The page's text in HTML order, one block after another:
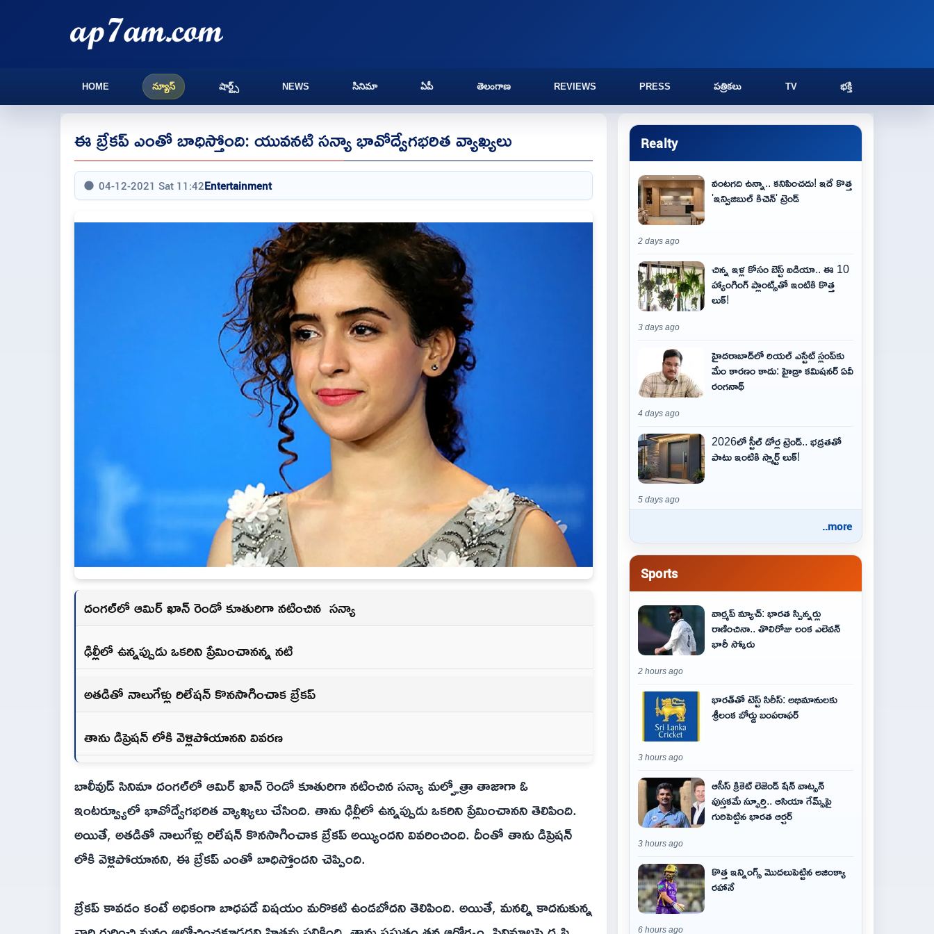
HOME న్యూస్ షార్ట్స్ NEWS సినిమా ఏపీ తెలంగాణ REVIEWS PRESS పత్రికలు TV భక్తి
ఈ బ్రేకప్ ఎంతో బాధిస్తోంది: యువ‌న‌టి స‌న్యా భావోద్వేగ‌భ‌రిత వ్యాఖ్య‌లు
04-12-2021 Sat 11:42Entertainment
దంగ‌ల్‌లో ఆమిర్ ఖాన్ రెండో కూతురిగా న‌టించిన స‌న్యా
ఢిల్లీలో ఉన్నప్పుడు ఒకరిని ప్రేమించాన‌న్న న‌టి
అత‌డితో నాలుగేళ్లు రిలేష‌న్ కొన‌సాగించాక బ్రేకప్
తాను డిప్రెషన్ లోకి వెళ్లిపోయానని వివ‌ర‌ణ
బాలీవుడ్ సినిమా దంగ‌ల్‌లో ఆమిర్ ఖాన్ రెండో కూతురిగా న‌టించిన స‌న్యా మ‌ల్హోత్రా తాజాగా ఓ
ఇంట‌ర్వ్యూలో భావోద్వేగ‌భ‌రిత వ్యాఖ్య‌లు చేసింది. తాను ఢిల్లీలో ఉన్నప్పుడు ఒకరిని ప్రేమించాన‌ని తెలిపింది.
అయితే, అత‌డితో నాలుగేళ్లు రిలేష‌న్ కొన‌సాగించాక బ్రేకప్ అయ్యిందని వివ‌రించింది. దీంతో తాను డిప్రెషన్
లోకి వెళ్లిపోయానని, ఈ బ్రేకప్ ఎంతో బాధిస్తోంద‌ని చెప్పింది.
బ్రేక‌ప్ కావ‌డం కంటే అధికంగా బాధ‌ప‌డే విష‌యం మ‌రొక‌టి ఉండ‌బోద‌ని తెలిపింది. అయితే, మ‌న‌ల్ని కాద‌నుకున్న
Realty
వంటగది ఉన్నా.. కనిపించదు! ఇదే కొత్త
'ఇన్విజిబుల్ కిచెన్' ట్రెండ్
2 days ago
చిన్న ఇళ్ల కోసం బెస్ట్ ఐడియా.. ఈ 10
హ్యాంగింగ్ ప్లాంట్స్‌తో ఇంటికి కొత్త
లుక్!
3 days ago
హైదరాబాద్‌లో రియల్ ఎస్టేట్ స్లంప్‌కు
మేం కారణం కాదు: హైడ్రా కమిషనర్ ఏవీ
రంగనాథ్
4 days ago
2026లో స్టీల్ డోర్ల ట్రెండ్.. భద్రతతో
పాటు ఇంటికి స్మార్ట్ లుక్!
5 days ago
..more
Sports
వార్మప్ మ్యాచ్: భారత స్పిన్నర్లు
రాణించినా.. తొలిరోజు లంక ఎలెవన్
భారీ స్కోరు
2 hours ago
భారత్‌తో టెస్ట్ సిరీస్: అభిమానులకు
శ్రీలంక బోర్డు బంపరాఫర్
3 hours ago
ఆసీస్ క్రికెట్ లెజెండ్ షేన్ వాట్సన్
పుస్తకమే స్ఫూర్తి.. ఆసియా గేమ్స్‌పై
గురిపెట్టిన భారత ఆర్చర్
3 hours ago
కొత్త ఇన్నింగ్స్ మొదలుపెట్టిన అజింక్యా
రహానే
6 hours ago